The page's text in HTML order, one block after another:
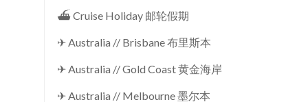
⛴ Cruise Holiday 邮轮假期
✈ Australia // Brisbane 布里斯本
✈ Australia // Gold Coast 黄金海岸
✈ Australia // Melbourne 墨尔本